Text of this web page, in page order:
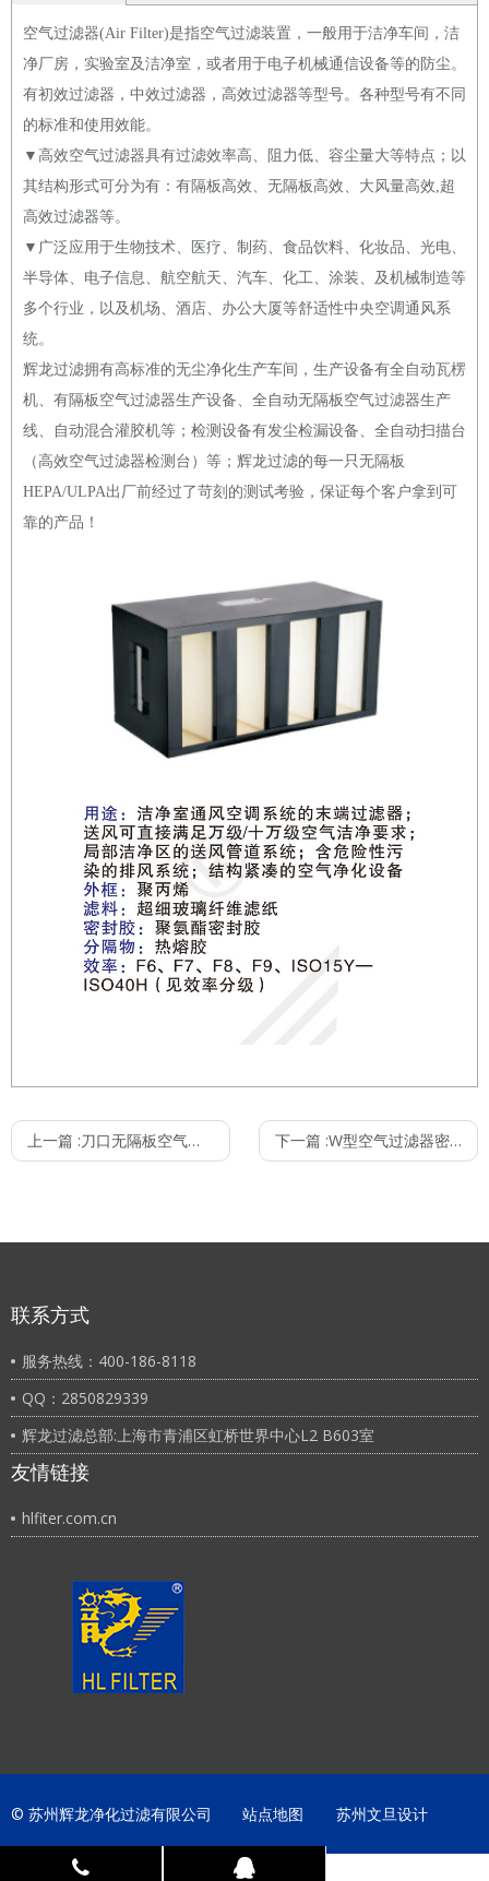
空气过滤器(Air Filter)是指空气过滤装置，一般用于洁净车间，洁
净厂房，实验室及洁净室，或者用于电子机械通信设备等的防尘。
有初效过滤器，中效过滤器，高效过滤器等型号。各种型号有不同
的标准和使用效能。
▼高效空气过滤器具有过滤效率高、阻力低、容尘量大等特点；以
其结构形式可分为有：有隔板高效、无隔板高效、大风量高效,超
高效过滤器等。
▼广泛应用于生物技术、医疗、制药、食品饮料、化妆品、光电、
半导体、电子信息、航空航天、汽车、化工、涂装、及机械制造等
多个行业，以及机场、酒店、办公大厦等舒适性中央空调通风系
统。
辉龙过滤拥有高标准的无尘净化生产车间，生产设备有全自动瓦楞
机、有隔板空气过滤器生产设备、全自动无隔板空气过滤器生产
线、自动混合灌胶机等；检测设备有发尘检漏设备、全自动扫描台
（高效空气过滤器检测台）等；辉龙过滤的每一只无隔板
HEPA/ULPA出厂前经过了苛刻的测试考验，保证每个客户拿到可
靠的产品！
上一篇 :刀口无隔板空气过滤器 下一篇 :W型空气过滤器密褶式-塑料外框
联系方式
服务热线：400-186-8118
QQ：2850829339
辉龙过滤总部:上海市青浦区虹桥世界中心L2 B603室
友情链接
hlfiter.com.cn
© 苏州辉龙净化过滤有限公司 站点地图 苏州文旦设计